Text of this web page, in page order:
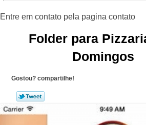
Folder para
Domingos
Gostou? compartilhe!